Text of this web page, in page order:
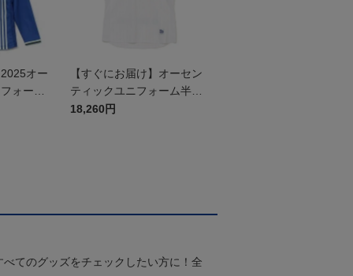
オー
ォーム
【すぐにお届け】オーセン
ティックユニフォーム半袖
（2026百年構想リーグ）F
18,260円
てのグッズをチェックしたい方に！全